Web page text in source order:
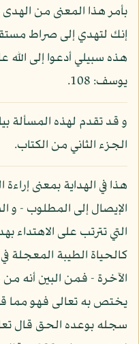
بأمر هذا المعنى من الهدى
هذه سبيلي أدعوا إلى الله
يوسف: 108.
و قد تقدم لهذه المسألة
الجزء الثاني من الكتاب.
هذا في الهداية بمعنى
الإيصال إلى المطلوب - و
التي تترتب على الاهتداء
كالحياة الطيبة المعجلة في
الآخرة - فمن البين أنه
يختص به تعالى فهو مما
سجله بوعده الحق قال